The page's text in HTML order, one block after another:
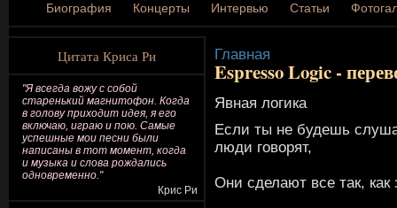
Биография Концерты Интервью Статьи
Цитата Криса Ри
"Я всегда вожу с собой
старенький магнитофон. Когда
в голову приходит идея, я его
включаю, играю и пою. Самые
успешные мои песни были
написаны в тот момент, когда
и музыка и слова рождались
одновременно."
Крис Ри
Главная
Espresso Logic -
Явная логика
Если ты не будешь
люди говорят,
Они сделают все так, как